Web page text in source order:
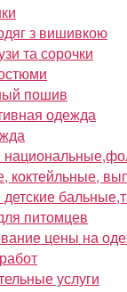
з вишивкою
та сорочки
пошив
одежда
коктейльные,
питомцев
цены на
услуги